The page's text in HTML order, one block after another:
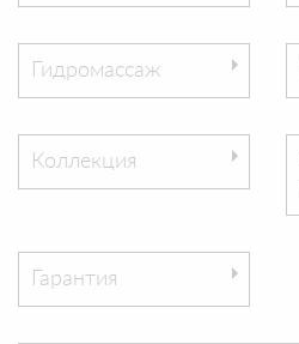
Гидромассаж
Коллекция
Гарантия